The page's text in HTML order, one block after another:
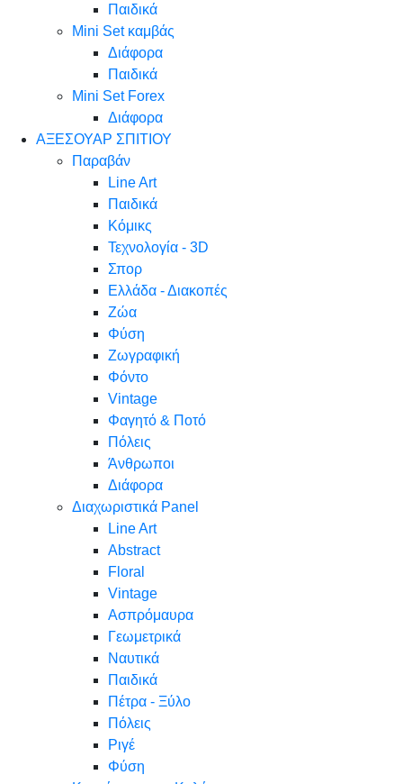
Παιδικά
Mini Set καμβάς
Διάφορα
Παιδικά
Mini Set Forex
Διάφορα
ΑΞΕΣΟΥΑΡ ΣΠΙΤΙΟΥ
Παραβάν
Line Art
Παιδικά
Κόμικς
Τεχνολογία - 3D
Σπορ
Ελλάδα - Διακοπές
Ζώα
Φύση
Ζωγραφική
Φόντο
Vintage
Φαγητό & Ποτό
Πόλεις
Άνθρωποι
Διάφορα
Διαχωριστικά Panel
Line Art
Abstract
Floral
Vintage
Ασπρόμαυρα
Γεωμετρικά
Ναυτικά
Παιδικά
Πέτρα - Ξύλο
Πόλεις
Ριγέ
Φύση